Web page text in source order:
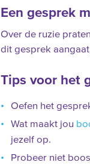
Een gesprek
Over de ruzie
dit gesprek
Tips voor het
Oefen het
Wat maakt jou
jezelf op.
Probeer niet